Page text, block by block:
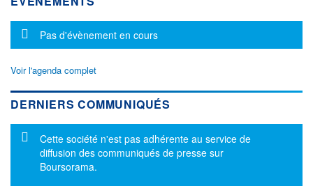
Message d'information
Pas d'évènement en cours
Voir l'agenda complet
DERNIERS COMMUNIQUÉS
Message d'information
Cette société n'est pas adhérente au service de
diffusion des communiqués de presse sur
Boursorama.